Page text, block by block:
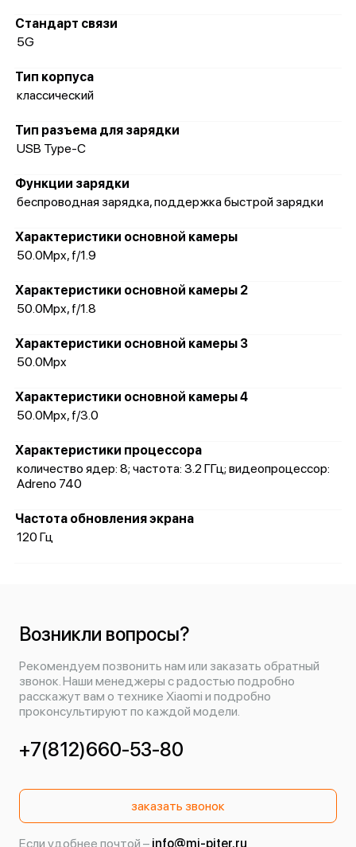
Стандарт связи
5G
Тип корпуса
классический
Тип разъема для зарядки
USB Type-C
Функции зарядки
беспроводная зарядка, поддержка быстрой зарядки
Характеристики основной камеры
50.0Mpx, f/1.9
Характеристики основной камеры 2
50.0Mpx, f/1.8
Характеристики основной камеры 3
50.0Mpx
Характеристики основной камеры 4
50.0Mpx, f/3.0
Характеристики процессора
количество ядер: 8; частота: 3.2 ГГц; видеопроцессор:
Adreno 740
Частота обновления экрана
120 Гц
Возникли вопросы?
Рекомендуем позвонить нам или заказать обратный
звонок. Наши менеджеры с радостью подробно
расскажут вам о технике Xiaomi и подробно
проконсультируют по каждой модели.
+7(812)660-53-80
заказать звонок
Если удобнее почтой – info@mi-piter.ru